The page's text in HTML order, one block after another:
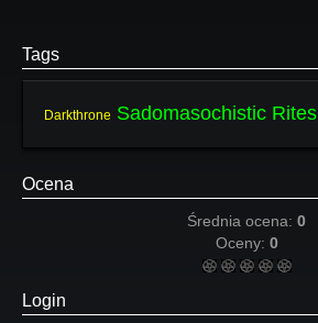
Tags
Darkthrone Sadomasochistic Rites
Ocena
Średnia ocena: 0
Oceny: 0
Login